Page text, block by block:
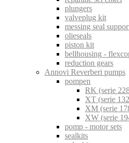
plungers
valveplug kit
messing seal
olieseals
piston kit
bellhousing -
reduction gears
Annovi Reverberi pumps
pompen
RK (serie
XT (serie
XM (serie
XW (serie
pomp - motor sets
sealkits